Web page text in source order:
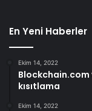
En Yeni Haberler
Ekim 14, 2022
Blockchain.com
kısıtlama
Ekim 14, 2022